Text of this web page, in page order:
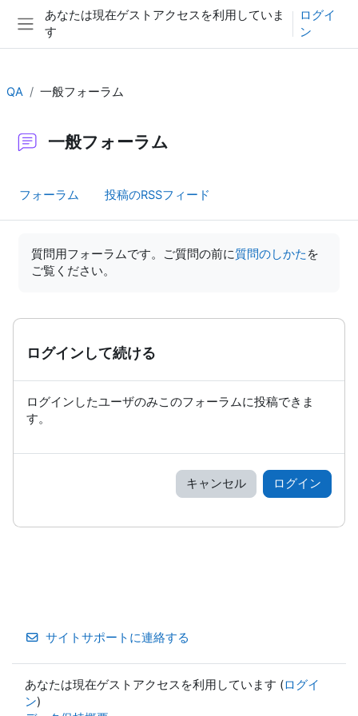
メインコンテンツへスキップする
サイドパネル
あなたは現在ゲストアクセスを利用していま
す
ログイ
ン
QA 一般フォーラム
一般フォーラム
フォーラム 投稿のRSSフィード
質問用フォーラムです。ご質問の前に質問のしかた を
ご覧ください。
ログインして続ける
ログインしたユーザのみこのフォーラムに投稿できま
す。
キャンセル ログイン
サイトサポートに連絡する
あなたは現在ゲストアクセスを利用しています (ログイ
ン)